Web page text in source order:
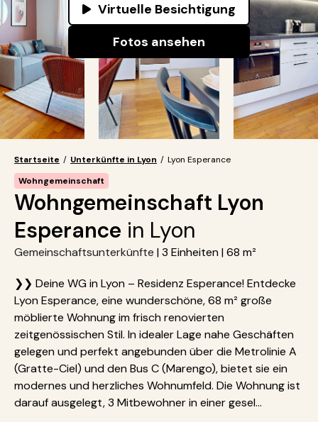
Virtuelle Besichtigung
Fotos ansehen
Startseite / Unterkünfte in Lyon / Lyon Esperance
Wohngemeinschaft
Wohngemeinschaft Lyon
Esperance in Lyon
Gemeinschaftsunterkünfte | 3 Einheiten | 68 m²
❯❯ Deine WG in Lyon – Residenz Esperance! Entdecke
Lyon Esperance, eine wunderschöne, 68 m² große
möblierte Wohnung im frisch renovierten
zeitgenössischen Stil. In idealer Lage nahe Geschäften
gelegen und perfekt angebunden über die Metrolinie A
(Gratte-Ciel) und den Bus C (Marengo), bietet sie ein
modernes und herzliches Wohnumfeld. Die Wohnung ist
darauf ausgelegt, 3 Mitbewohner in einer gesel...